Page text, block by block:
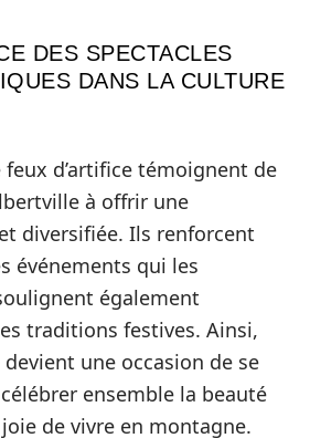
DES SPECTACLES
DANS LA CULTURE
feux d’artifice témoignent de
à offrir une
diversifiée. Ils renforcent
événements qui les
également
traditions festives. Ainsi,
une occasion de se
ensemble la beauté
de vivre en montagne.